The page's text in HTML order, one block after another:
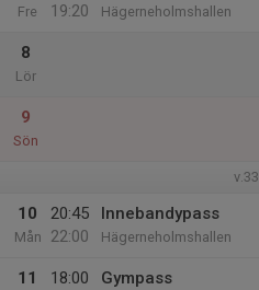
Fre
19:20
Hägerneholmshallen
8
Lör
9
Sön
v.33
10
Mån
20:45
22:00
Innebandypass
Hägerneholmshallen
11
18:00
Gympass